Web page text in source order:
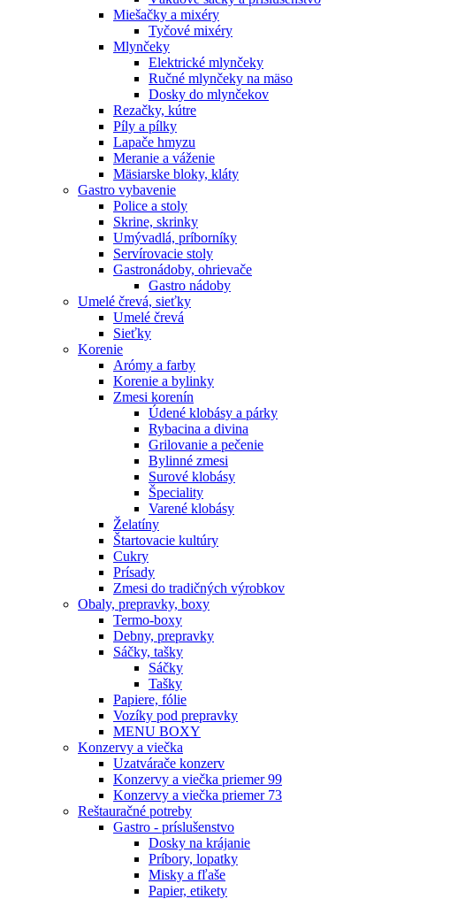
Miešačky a mixéry
Tyčové mixéry
Mlynčeky
Elektrické mlynčeky
Ručné mlynčeky na mäso
Dosky do mlynčekov
Rezačky, kútre
Píly a pílky
Lapače hmyzu
Meranie a váženie
Mäsiarske bloky, kláty
Gastro vybavenie
Police a stoly
Skrine, skrinky
Umývadlá, príborníky
Servírovacie stoly
Gastronádoby, ohrievače
Gastro nádoby
Umelé črevá, sieťky
Umelé črevá
Sieťky
Korenie
Arómy a farby
Korenie a bylinky
Zmesi korenín
Údené klobásy a párky
Rybacina a divina
Grilovanie a pečenie
Bylinné zmesi
Surové klobásy
Špeciality
Varené klobásy
Želatíny
Štartovacie kultúry
Cukry
Prísady
Zmesi do tradičných výrobkov
Obaly, prepravky, boxy
Termo-boxy
Debny, prepravky
Sáčky, tašky
Sáčky
Tašky
Papiere, fólie
Vozíky pod prepravky
MENU BOXY
Konzervy a viečka
Uzatvárače konzerv
Konzervy a viečka priemer 99
Konzervy a viečka priemer 73
Reštauračné potreby
Gastro - príslušenstvo
Dosky na krájanie
Príbory, lopatky
Misky a fľaše
Papier, etikety